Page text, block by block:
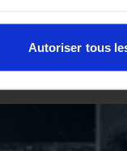
Autoriser tous